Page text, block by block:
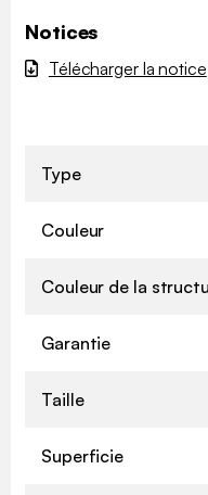
Notices
Télécharger la notice
Type
Couleur
Couleur de la
Garantie
Taille
Superficie